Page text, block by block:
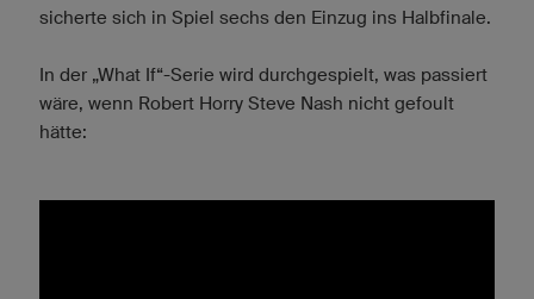
sicherte sich in Spiel sechs den Einzug ins Halbfinale.
In der „What If“-Serie wird durchgespielt, was passiert
wäre, wenn Robert Horry Steve Nash nicht gefoult
hätte: